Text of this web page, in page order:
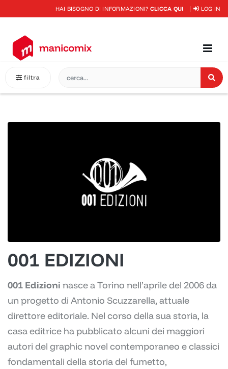
HAI BISOGNO DI INFORMAZIONI? CLICCA QUI LOG IN
filtra
001 EDIZIONI
001 Edizioni nasce a Torino nell’aprile del 2006 da
un progetto di Antonio Scuzzarella, attuale
direttore editoriale. Nel corso della sua storia, la
casa editrice ha pubblicato alcuni dei maggiori
autori del graphic novel contemporaneo e classici
fondamentali della storia del fumetto,